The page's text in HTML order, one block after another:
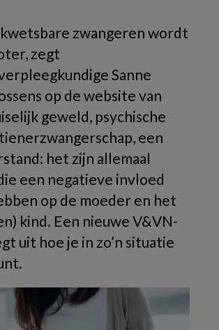
zwangeren wordt
zegt
Sanne
op de website van
geweld, psychische
een
het zijn allemaal
een negatieve invloed
op de moeder en het
kind. Een nieuwe V&VN-
uit hoe je in zo’n situatie